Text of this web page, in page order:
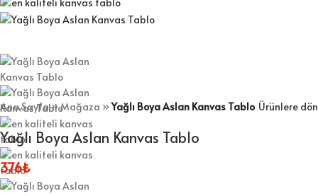
Ana Sayfa»Mağaza »Yağlı Boya Aslan Kanvas Tablo Ürünlere dön
Yağlı Boya Aslan Kanvas Tablo
376₺